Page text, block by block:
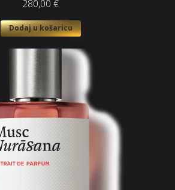
280,00 €
Dodaj u košaricu